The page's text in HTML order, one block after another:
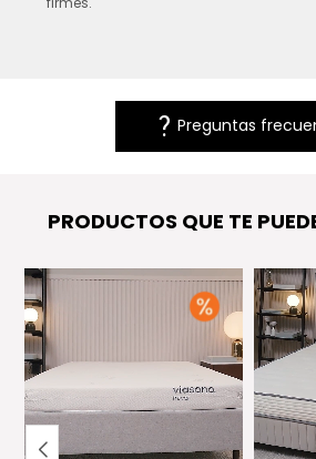
question_mark Preguntas
PRODUCTOS QUE TE